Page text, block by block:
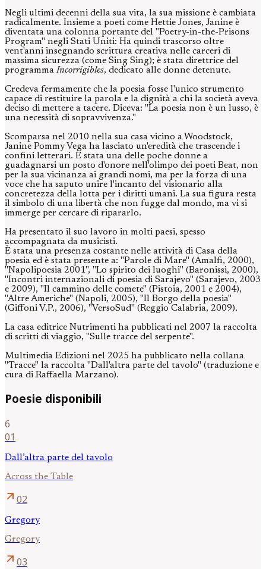
Negli ultimi decenni della sua vita, la sua missione è cambiata
radicalmente. Insieme a poeti come Hettie Jones, Janine è
diventata una colonna portante del "Poetry-in-the-Prisons
Program" negli Stati Uniti: Ha quindi trascorso oltre
vent'anni insegnando scrittura creativa nelle carceri di
massima sicurezza (come Sing Sing); è stata direttrice del
programma Incorrigibles, dedicato alle donne detenute.
Credeva fermamente che la poesia fosse l'unico strumento
capace di restituire la parola e la dignità a chi la società aveva
deciso di mettere a tacere. Diceva: "La poesia non è un lusso, è
una necessità di sopravvivenza."
Scomparsa nel 2010 nella sua casa vicino a Woodstock,
Janine Pommy Vega ha lasciato un'eredità che trascende i
confini letterari. È stata una delle poche donne a
guadagnarsi un posto d'onore nell'olimpo dei poeti Beat, non
per la sua vicinanza ai grandi nomi, ma per la forza di una
voce che ha saputo unire l'incanto del visionario alla
concretezza della lotta per i diritti umani. La sua figura resta
il simbolo di una libertà che non fugge dal mondo, ma vi si
immerge per cercare di ripararlo.
Ha presentato il suo lavoro in molti paesi, spesso
accompagnata da musicisti.
È stata una presenza costante nelle attività di Casa della
poesia ed è stata presente a: "Parole di Mare" (Amalfi, 2000),
"Napolipoesia 2001", "Lo spirito dei luoghi" (Baronissi, 2000),
"Incontri internazionali di poesia di Sarajevo" (Sarajevo, 2003
e 2009), "Il cammino delle comete" (Pistoia, 2001 e 2004),
"Altre Americhe" (Napoli, 2005), "Il Borgo della poesia"
(Giffoni V.P., 2006), "VersoSud" (Reggio Calabria, 2009).
La casa editrice Nutrimenti ha pubblicati nel 2007 la raccolta
di scritti di viaggio, "Sulle tracce del serpente".
Multimedia Edizioni nel 2025 ha pubblicato nella collana
"Tracce" la raccolta "Dall'altra parte del tavolo" (traduzione e
cura di Raffaella Marzano).
Poesie disponibili
6
01
Dall’altra parte del tavolo
Across the Table
arrow_outward 02
Gregory
Gregory
arrow_outward 03